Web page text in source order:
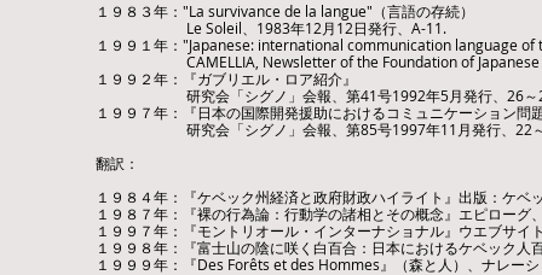
１９８３年："La survivance de la langue"（言語の存続）
​ Le Soleil、1983年12月12日発行、A-11.
１９９１年："Japanese: international communication language
CAMELLIA, Newsletter of the Foundation of Japanese
１９９２年：『ガブリエル・ロア紹介』
研究会「シグノ」会報、第41号1992年5月発行、26～
１９９７年：『日本の国際開発援助におけるコミュニケーション問
研究会「シグノ」会報、第85号1997年11月発
翻訳：
１９８４年：『ケベック州経済と政府財政ハイライト』出版：ケベ
１９８７年：『裸の行為論：行動学の諸相とその概念』エピロー
１９９７年：『モントリオール・インターナショナル』ウエブサ
１９９８年：『富士山の陰に咲く白百合：日本におけるケベック
１９９９年：『Des Forêts et des Hommes』（森と人）、ナレー